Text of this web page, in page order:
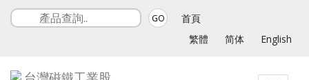
GO
首頁
繁體
简体 English